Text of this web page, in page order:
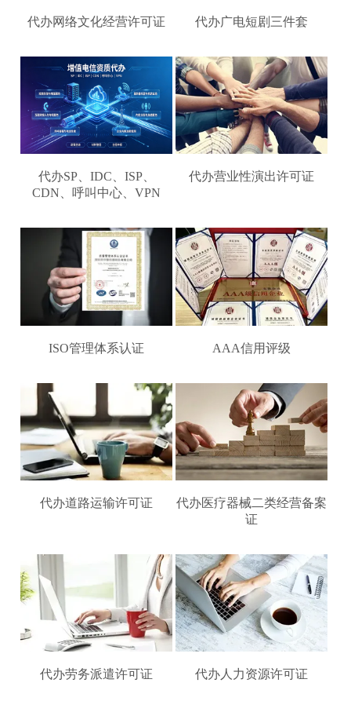
代办网络文化经营许可证 代办广电短剧三件套
代办SP、IDC、ISP、
CDN、呼叫中心、VPN
代办营业性演出许可证
ISO管理体系认证 AAA信用评级
代办道路运输许可证
代办医疗器械二类经营备案
证
代办劳务派遣许可证 代办人力资源许可证